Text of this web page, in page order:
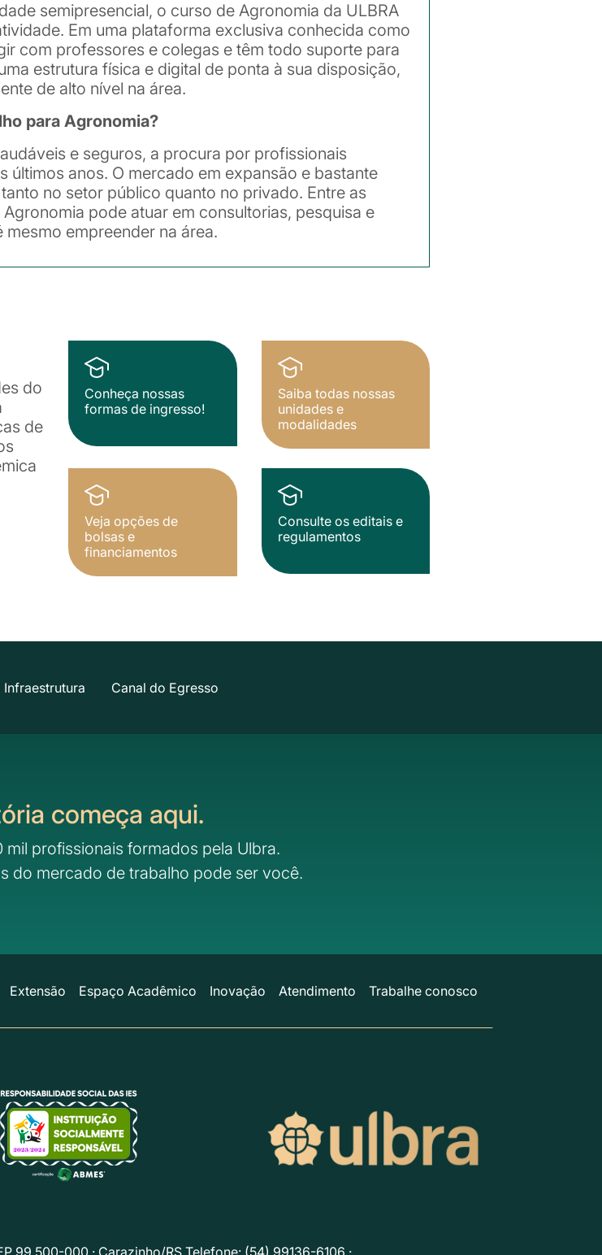
semipresencial, o curso de Agronomia da ULBRA
Em uma plataforma exclusiva conhecida como
com professores e colegas e têm todo suporte para
estrutura física e digital de ponta à sua disposição,
de alto nível na área.
para Agronomia?
e seguros, a procura por profissionais
últimos anos. O mercado em expansão e bastante
no setor público quanto no privado. Entre as
pode atuar em consultorias, pesquisa e
empreender na área.
do
de
Conheça nossas
formas de ingresso!
Saiba todas nossas
unidades e
modalidades
Veja opções de
bolsas e
financiamentos
Consulte os editais e
regulamentos
Infraestrutura Canal do Egresso
começa aqui.
profissionais formados pela Ulbra.
do mercado de trabalho pode ser você.
Extensão Espaço Acadêmico Inovação Atendimento Trabalhe conosco